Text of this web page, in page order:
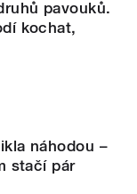
pavouků.
kochat,
náhodou –
stačí pár